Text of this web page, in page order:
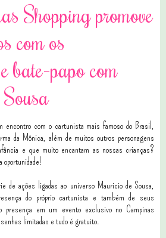
Shopping promove
com os
bate-papo com
encontro com o cartunista mais famoso do Brasil,
da Mônica, além de muitos outros personagens
e que muito encantam as nossas crianças?
oportunidade!
de ações ligadas ao universo Mauricio de Sousa,
do próprio cartunista e também de seus
presença em um evento exclusivo no Campinas
limitadas e tudo é gratuito.